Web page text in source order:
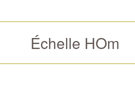
Échelle HOm